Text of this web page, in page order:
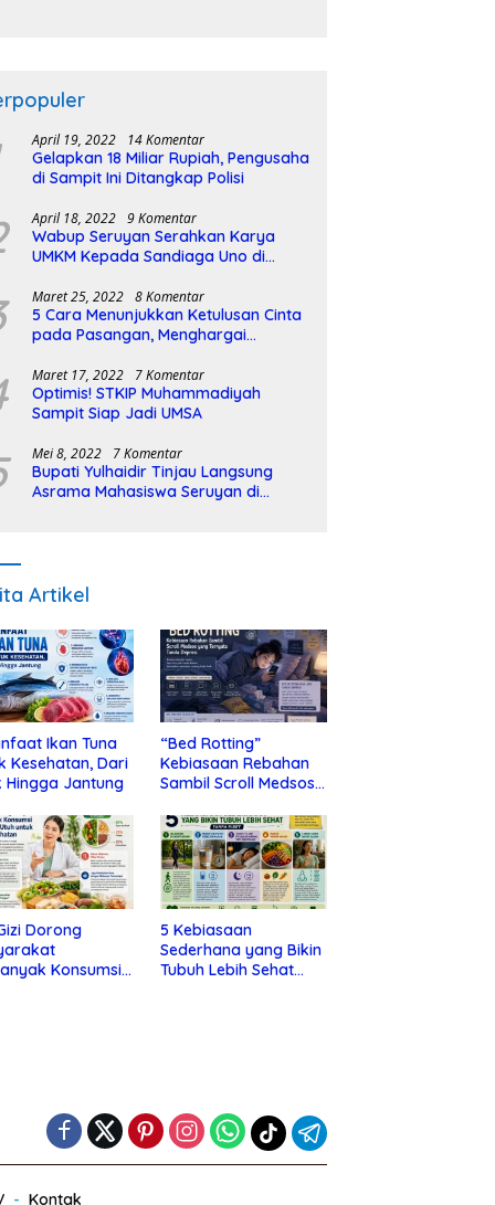
April 19, 2022 14 Komentar
Gelapkan 18 Miliar Rupiah, Pengusaha
di Sampit Ini Ditangkap Polisi
April 18, 2022 9 Komentar
Wabup Seruyan Serahkan Karya
UMKM Kepada Sandiaga Uno di
Maret 25, 2022 8 Komentar
5 Cara Menunjukkan Ketulusan Cinta
pada Pasangan, Menghargai
Maret 17, 2022 7 Komentar
Optimis! STKIP Muhammadiyah
Sampit Siap Jadi UMSA
Mei 8, 2022 7 Komentar
Bupati Yulhaidir Tinjau Langsung
Asrama Mahasiswa Seruyan di
Artikel
Ikan Tuna
Kesehatan, Dari
Hingga Jantung
“Bed Rotting”
Kebiasaan Rebahan
Sambil Scroll Medsos
Depresi
Dorong
Konsumsi
5 Kebiasaan
Sederhana yang Bikin
Tubuh Lebih Sehat
Kontak